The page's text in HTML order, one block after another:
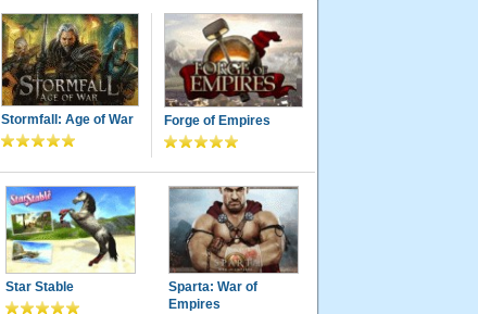
Stormfall: Age of War Forge of Empires
Star Stable
Sparta: War of
Empires